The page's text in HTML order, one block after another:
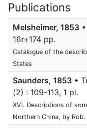
Publications
Melsheimer, 1853
16r+174 pp.
Catalogue of the
States
Saunders, 1853 •
(2) : 109-113, 1 pl.
XVI. Descriptions of
Northern China, by Rob.